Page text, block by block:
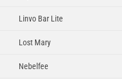
Linvo Bar Lite
Lost Mary
Nebelfee